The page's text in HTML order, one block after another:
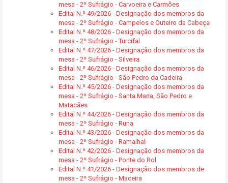
mesa - 2º Sufrágio - Carvoeira e Carmões
Edital N.º 49/2026 - Designação dos membros da
mesa - 2º Sufrágio - Campelos e Outeiro da Cabeça
Edital N.º 48/2026 - Designação dos membros da
mesa - 2º Sufrágio - Turcifal
Edital N.º 47/2026 - Designação dos membros da
mesa - 2º Sufrágio - Silveira
Edital N.º 46/2026 - Designação dos membros da
mesa - 2º Sufrágio - São Pedro da Cadeira
Edital N.º 45/2026 - Designação dos membros da
mesa - 2º Sufrágio - Santa Maria, São Pedro e
Matacães
Edital N.º 44/2026 - Designação dos membros da
mesa - 2º Sufrágio - Runa
Edital N.º 43/2026 - Designação dos membros da
mesa - 2º Sufrágio - Ramalhal
Edital N.º 42/2026 - Designação dos membros da
mesa - 2º Sufrágio - Ponte do Rol
Edital N.º 41/2026 - Designação dos membros de
mesa - 2º Sufrágio - Maceira